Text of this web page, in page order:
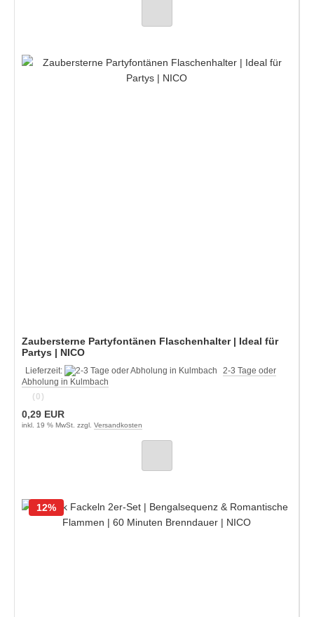
Zaubersterne Partyfontänen Flaschenhalter | Ideal für
Partys | NICO
Lieferzeit:
2-3 Tage oder
Abholung in Kulmbach
(0)
0,29 EUR
inkl. 19 % MwSt. zzgl. Versandkosten
12%